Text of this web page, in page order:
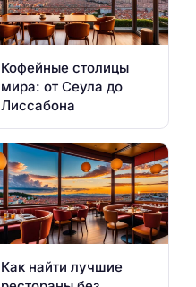
Кофейные столицы
мира: от Сеула до
Лиссабона
Как найти лучшие